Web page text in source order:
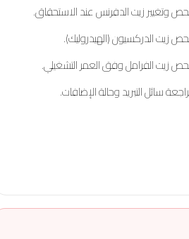
وتغيير زيت الدفرنس عند الاستحقاق.
زيت الدركسيون (الهيدروليك).
زيت الفرامل وفق العمر التشغيلي.
سائل التبريد وحالة الإضافات.